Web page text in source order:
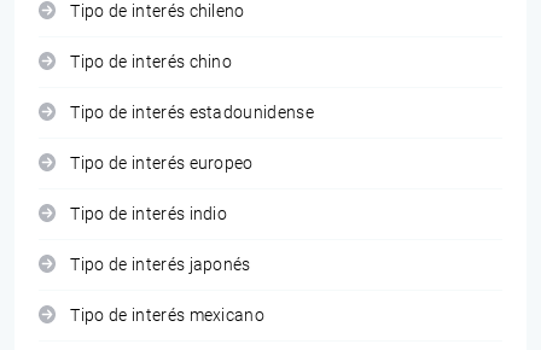
Tipo de interés chileno
Tipo de interés chino
Tipo de interés estadounidense
Tipo de interés europeo
Tipo de interés indio
Tipo de interés japonés
Tipo de interés mexicano